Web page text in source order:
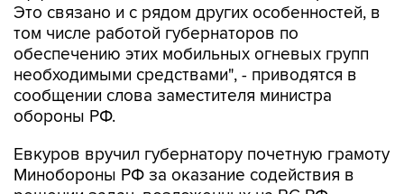
обеспечению этих мобильных огневых групп
необходимыми средствами", - приводятся в
сообщении слова заместителя министра
обороны РФ.
Евкуров вручил губернатору почетную грамоту
решении задач, возложенных на ВС РФ.